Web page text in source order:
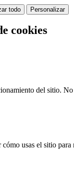
todo Personalizar
cookies
del sitio. No
usas el sitio para